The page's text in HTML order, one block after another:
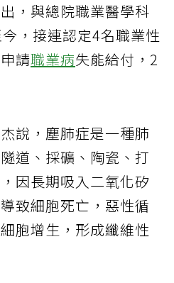
，與總院職業醫學科
，接連認定4名職業性
請職業病失能給付，2
說，塵肺症是一種肺
道、採礦、陶瓷、打
因長期吸入二氧化矽
致細胞死亡，惡性循
胞增生，形成纖維性